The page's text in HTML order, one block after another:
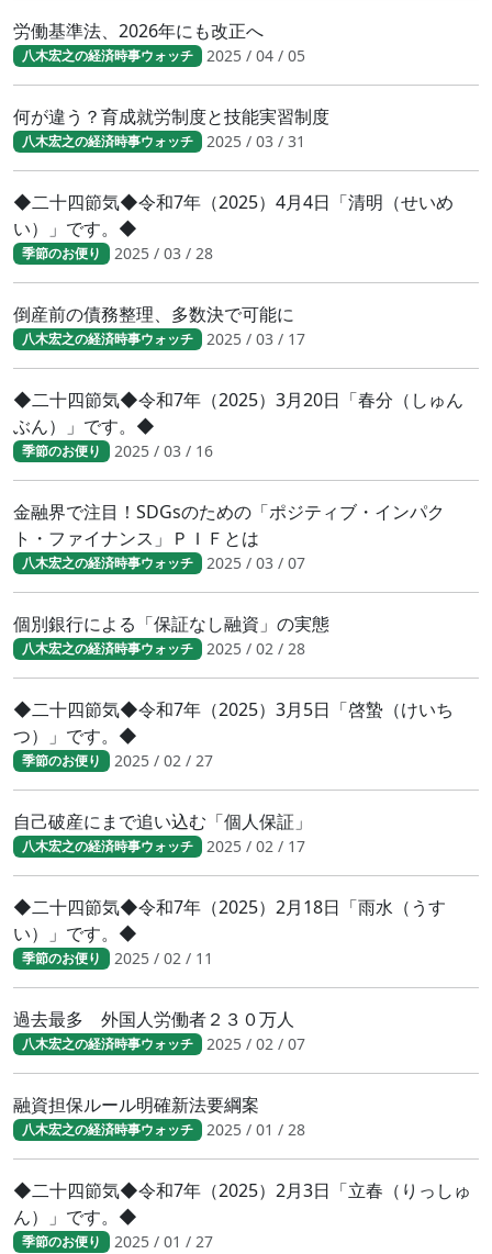
労働基準法、2026年にも改正へ
八木宏之の経済時事ウォッチ 2025 / 04 / 05
何が違う？育成就労制度と技能実習制度
八木宏之の経済時事ウォッチ 2025 / 03 / 31
◆二十四節気◆令和7年（2025）4月4日「清明（せいめ
い）」です。◆
季節のお便り 2025 / 03 / 28
倒産前の債務整理、多数決で可能に
八木宏之の経済時事ウォッチ 2025 / 03 / 17
◆二十四節気◆令和7年（2025）3月20日「春分（しゅん
ぶん）」です。◆
季節のお便り 2025 / 03 / 16
金融界で注目！SDGsのための「ポジティブ・インパク
ト・ファイナンス」ＰＩＦとは
八木宏之の経済時事ウォッチ 2025 / 03 / 07
個別銀行による「保証なし融資」の実態
八木宏之の経済時事ウォッチ 2025 / 02 / 28
◆二十四節気◆令和7年（2025）3月5日「啓蟄（けいち
つ）」です。◆
季節のお便り 2025 / 02 / 27
自己破産にまで追い込む「個人保証」
八木宏之の経済時事ウォッチ 2025 / 02 / 17
◆二十四節気◆令和7年（2025）2月18日「雨水（うす
い）」です。◆
季節のお便り 2025 / 02 / 11
過去最多 外国人労働者２３０万人
八木宏之の経済時事ウォッチ 2025 / 02 / 07
融資担保ルール明確新法要綱案
八木宏之の経済時事ウォッチ 2025 / 01 / 28
◆二十四節気◆令和7年（2025）2月3日「立春（りっしゅ
ん）」です。◆
季節のお便り 2025 / 01 / 27